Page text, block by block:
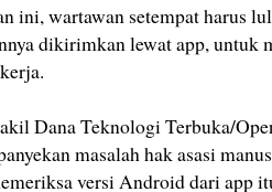
ini, wartawan setempat harus
dikirimkan lewat app, untuk
Dana Teknologi Terbuka/
masalah hak asasi
versi Android dari app